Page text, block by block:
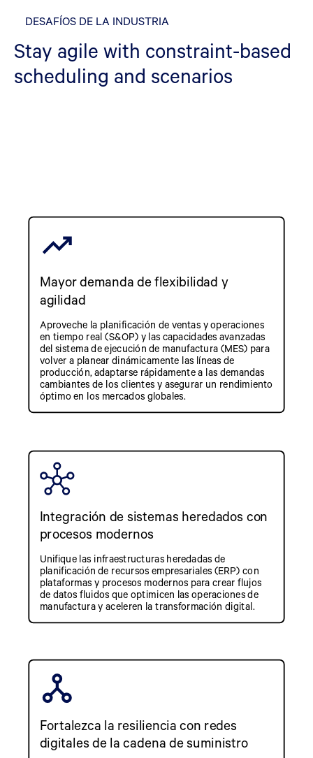
DESAFÍOS DE LA INDUSTRIA
Stay agile with constraint-based
scheduling and scenarios
Mayor demanda de flexibilidad y
agilidad
Aproveche la planificación de ventas y operaciones
en tiempo real (S&OP) y las capacidades avanzadas
del sistema de ejecución de manufactura (MES) para
volver a planear dinámicamente las líneas de
producción, adaptarse rápidamente a las demandas
cambiantes de los clientes y asegurar un rendimiento
óptimo en los mercados globales.
Integración de sistemas heredados con
procesos modernos
Unifique las infraestructuras heredadas de
planificación de recursos empresariales (ERP) con
plataformas y procesos modernos para crear flujos
de datos fluidos que optimicen las operaciones de
manufactura y aceleren la transformación digital.
Fortalezca la resiliencia con redes
digitales de la cadena de suministro